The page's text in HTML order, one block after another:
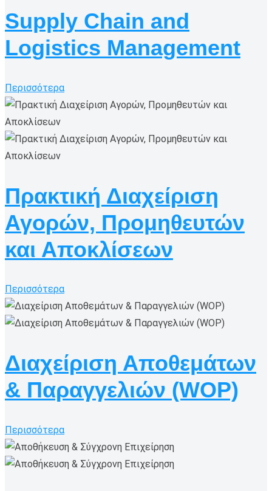
Supply Chain and
Logistics Management
Περισσότερα
Πρακτική Διαχείριση
Αγορών, Προμηθευτών
και Αποκλίσεων
Περισσότερα
Διαχείριση Αποθεμάτων
& Παραγγελιών (WOP)
Περισσότερα